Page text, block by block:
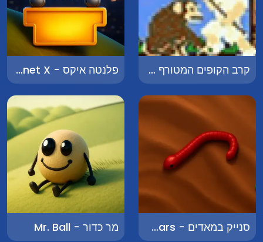
קרב הקופים המטורף - Super Monkey Poop Fight פלנטה איקס - Planet X
סנייק במאדים - Snake on Mars מר כדור - Mr. Ball